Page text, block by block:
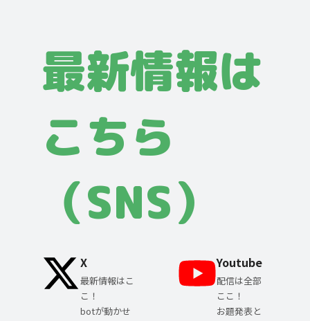
最新情報は
こちら
（SNS）
X
最新情報はこ
こ！
botが動かせ
Youtube
配信は全部
ここ！
お題発表と